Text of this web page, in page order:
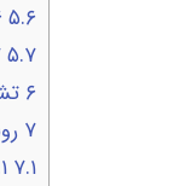
۵.۶
۵.۷۷. مشکلات ارتودنسی و طولانی شدن درمان
۶
۷
۷.۱ ۱. عدم درمان در موارد خفیف